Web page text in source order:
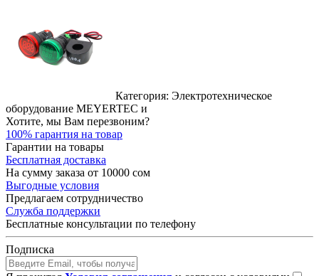
Категория: Электротехническое
оборудование MEYERTEC и
Хотите, мы Вам перезвоним?
100% гарантия на товар
Гарантии на товары
Бесплатная доставка
На сумму заказа от 10000 сом
Выгодные условия
Предлагаем сотрудничество
Служба поддержки
Бесплатные консультации по телефону
Подписка